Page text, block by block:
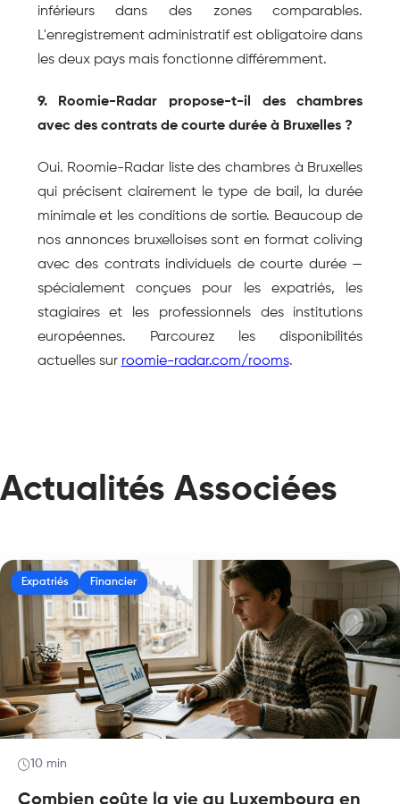
inférieurs dans des zones comparables.
L'enregistrement administratif est obligatoire dans
les deux pays mais fonctionne différemment.
9. Roomie-Radar propose-t-il des chambres
avec des contrats de courte durée à Bruxelles ?
Oui. Roomie-Radar liste des chambres à Bruxelles
qui précisent clairement le type de bail, la durée
minimale et les conditions de sortie. Beaucoup de
nos annonces bruxelloises sont en format coliving
avec des contrats individuels de courte durée —
spécialement conçues pour les expatriés, les
stagiaires et les professionnels des institutions
européennes. Parcourez les disponibilités
actuelles sur roomie-radar.com/rooms.
Actualités Associées
Expatriés Financier
10 min